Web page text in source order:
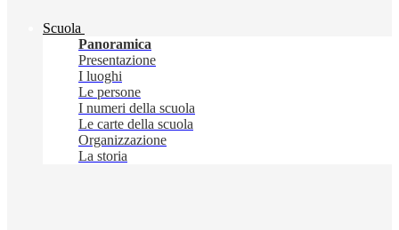
Scuola
Panoramica
Presentazione
I luoghi
Le persone
I numeri della scuola
Le carte della scuola
Organizzazione
La storia